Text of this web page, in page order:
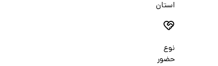
استان
نوع
حضور